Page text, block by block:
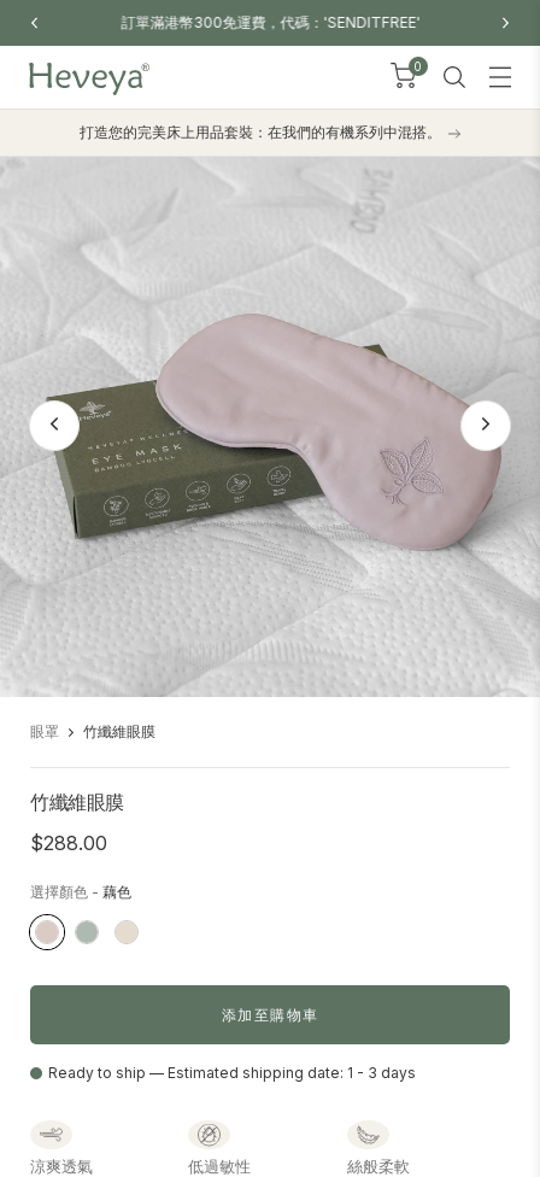
訂單滿港幣300免運費，代碼：'SENDITFREE'
0
打造您的完美床上用品套裝：在我們的有機系列中混搭。
眼罩 竹纖維眼膜
竹纖維眼膜
$288.00
選擇顏色 - 藕色
添加至購物車
Ready to ship — Estimated shipping date: 1 - 3 days
涼爽透氣 低過敏性 絲般柔軟